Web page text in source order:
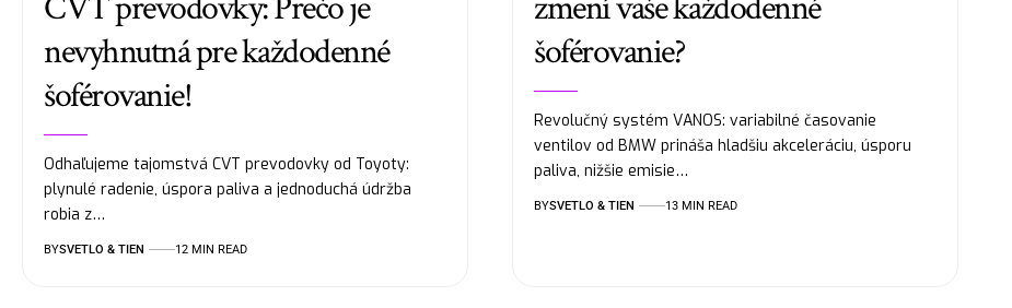
nevyhnutná pre každodenné
šoférovanie!
Odhaľujeme tajomstvá CVT prevodovky od Toyoty:
plynulé radenie, úspora paliva a jednoduchá údržba
robia z…
BYSVETLO & TIEN 12 MIN READ
šoférovanie?
Revolučný systém VANOS: variabilné časovanie
ventilov od BMW prináša hladšiu akceleráciu, úsporu
paliva, nižšie emisie…
BYSVETLO & TIEN 13 MIN READ